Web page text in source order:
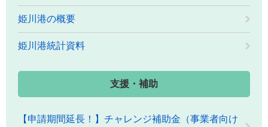
姫川港の概要
姫川港統計資料
支援・補助
【申請期間延長！】チャレンジ補助金（事業者向け